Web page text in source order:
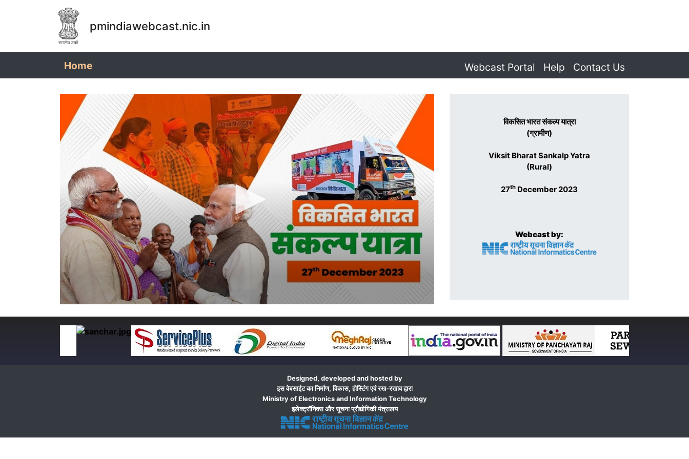
pmindiawebcast.nic.in
Home(current) Webcast Portal Help Contact Us
विकसित भारत संकल्प यात्रा
(ग्रामीण)
Viksit Bharat Sankalp Yatra
(Rural)
27th December 2023
Webcast by:
Designed, developed and hosted by
इस वेबसाईट का निर्माण, विकास, होस्टिंग एवं रख-रखाव द्वारा
Ministry of Electronics and Information Technology
इलेक्ट्रॉनिक्स और सूचना प्रौद्योगिकी मंत्रालय